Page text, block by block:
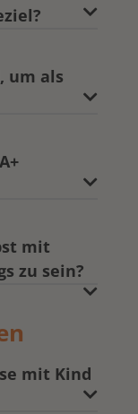
um als
mit
zu sein?
mit Kind